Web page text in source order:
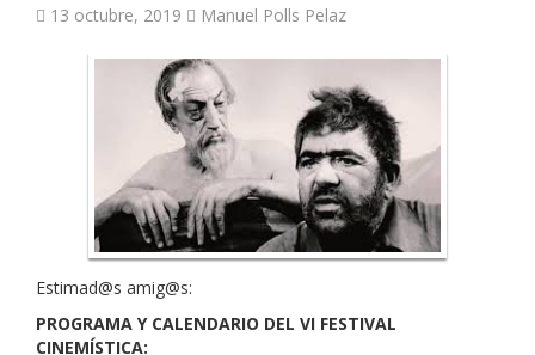
13 octubre, 2019 Manuel Polls Pelaz
Estimad@s amig@s:
PROGRAMA Y CALENDARIO DEL VI FESTIVAL
CINEMÍSTICA: